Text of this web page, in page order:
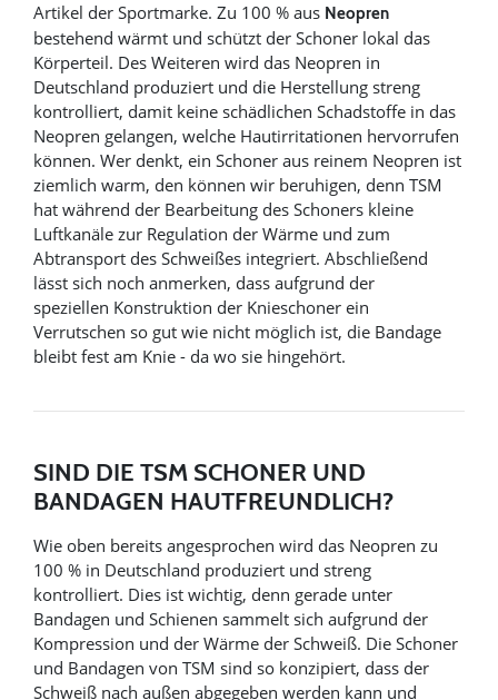
Artikel der Sportmarke. Zu 100 % aus Neopren
bestehend wärmt und schützt der Schoner lokal das
Körperteil. Des Weiteren wird das Neopren in
Deutschland produziert und die Herstellung streng
kontrolliert, damit keine schädlichen Schadstoffe in das
Neopren gelangen, welche Hautirritationen hervorrufen
können. Wer denkt, ein Schoner aus reinem Neopren ist
ziemlich warm, den können wir beruhigen, denn TSM
hat während der Bearbeitung des Schoners kleine
Luftkanäle zur Regulation der Wärme und zum
Abtransport des Schweißes integriert. Abschließend
lässt sich noch anmerken, dass aufgrund der
speziellen Konstruktion der Knieschoner ein
Verrutschen so gut wie nicht möglich ist, die Bandage
bleibt fest am Knie - da wo sie hingehört.
SIND DIE TSM SCHONER UND
BANDAGEN HAUTFREUNDLICH?
Wie oben bereits angesprochen wird das Neopren zu
100 % in Deutschland produziert und streng
kontrolliert. Dies ist wichtig, denn gerade unter
Bandagen und Schienen sammelt sich aufgrund der
Kompression und der Wärme der Schweiß. Die Schoner
und Bandagen von TSM sind so konzipiert, dass der
Schweiß nach außen abgegeben werden kann und